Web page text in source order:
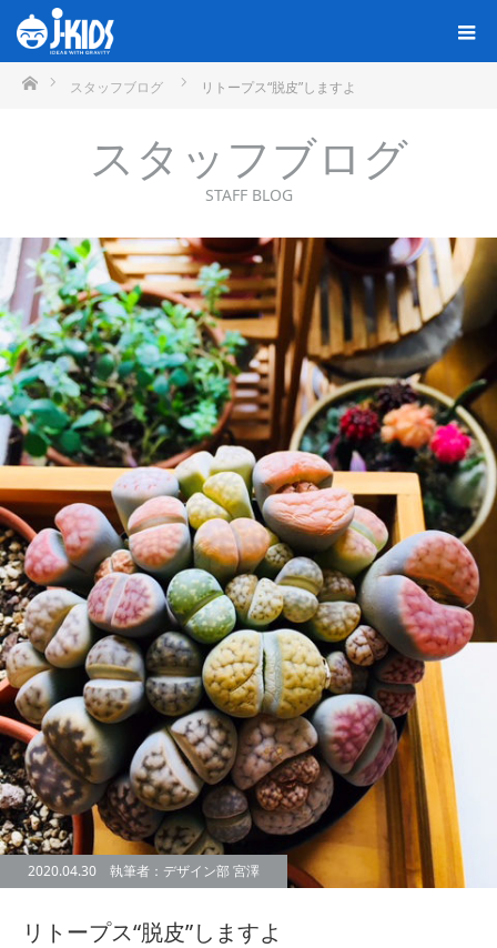
ホームスタッフブログ リトープス“脱皮”しますよ
スタッフブログ
STAFF BLOG
2020.04.30 執筆者：デザイン部 宮澤
リトープス“脱皮”しますよ